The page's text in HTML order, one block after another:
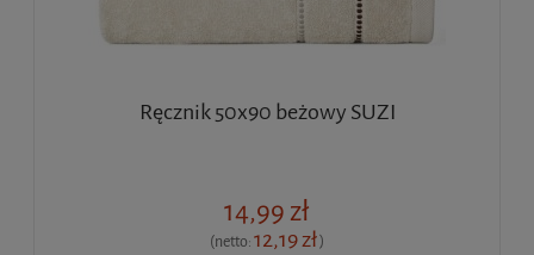
Ręcznik 50x90 beżowy SUZI
14,99 zł
(netto:12,19 zł)